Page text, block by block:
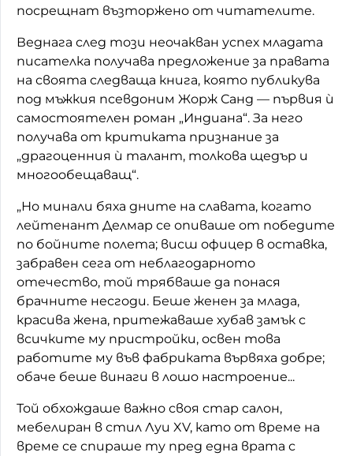
посрещнат възторжено от читателите.
Веднага след този неочакван успех младата
писателка получава предложение за правата
на своята следваща книга, която публикува
под мъжкия псевдоним Жорж Санд — първия ѝ
самостоятелен роман „Индиана“. За него
получава от критиката признание за
„драгоценния ѝ талант, толкова щедър и
многообещаващ“.
„Но минали бяха дните на славата, когато
лейтенант Делмар се опиваше от победите
по бойните полета; висш офицер в оставка,
забравен сега от неблагодарното
отечество, той трябваше да понася
брачните несгоди. Беше женен за млада,
красива жена, притежаваше хубав замък с
всичките му пристройки, освен това
работите му във фабриката вървяха добре;
обаче беше винаги в лошо настроение...
Той обхождаше важно своя стар салон,
мебелиран в стил Луи XV, като от време на
време се спираше ту пред една врата с